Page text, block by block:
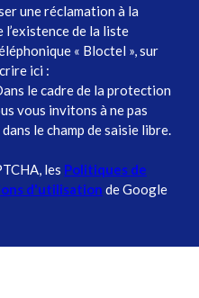
une réclamation à la
de la liste
« Bloctel », sur
ici :
le cadre de la protection
vous invitons à ne pas
le champ de saisie libre.
les Politiques de
d'utilisation de Google